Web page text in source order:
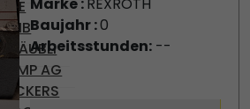
SKE
SMB
STÄUBLI
TEMP AG
VICKERS
Baujahr :0
Arbeitsstunden:--